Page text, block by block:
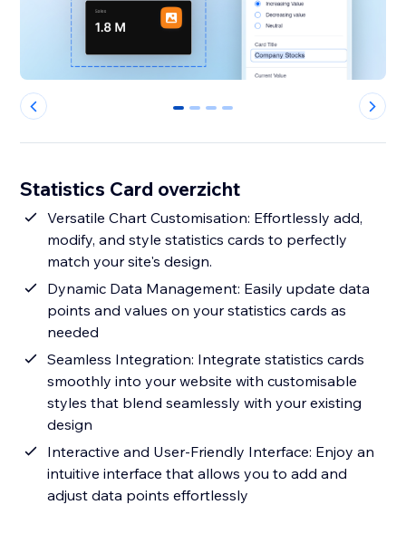
0 1 2 3
Statistics Card overzicht
Versatile Chart Customisation: Effortlessly add,
modify, and style statistics cards to perfectly
match your site's design.
Dynamic Data Management: Easily update data
points and values on your statistics cards as
needed
Seamless Integration: Integrate statistics cards
smoothly into your website with customisable
styles that blend seamlessly with your existing
design
Interactive and User-Friendly Interface: Enjoy an
intuitive interface that allows you to add and
adjust data points effortlessly